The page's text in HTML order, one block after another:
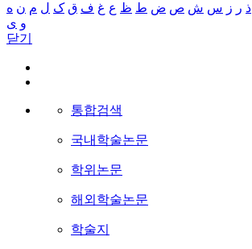
ذ ر ز س ش ص ض ط ظ ع غ ف ق ک ل م ن ه
و ی
닫기
통합검색
국내학술논문
학위논문
해외학술논문
학술지